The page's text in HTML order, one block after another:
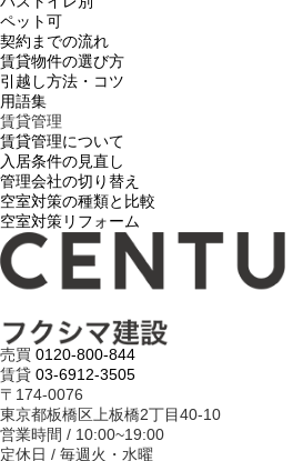
ペット可
契約までの流れ
賃貸物件の選び方
引越し方法・コツ
用語集
賃貸管理
賃貸管理について
入居条件の見直し
管理会社の切り替え
空室対策の種類と比較
空室対策リフォーム
売買 0120-800-844
賃貸 03-6912-3505
〒174-0076
東京都板橋区上板橋2丁目40-10
営業時間 / 10:00~19:00
定休日 / 毎週火・水曜